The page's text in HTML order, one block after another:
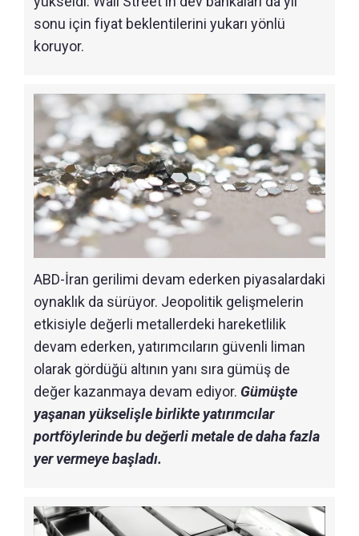
sonu için fiyat beklentilerini yukarı yönlü
koruyor.
ABD-İran gerilimi devam ederken piyasalardaki
oynaklık da sürüyor. Jeopolitik gelişmelerin
etkisiyle değerli metallerdeki hareketlilik
devam ederken, yatırımcıların güvenli liman
olarak gördüğü altının yanı sıra gümüş de
değer kazanmaya devam ediyor. Gümüşte
yaşanan yükselişle birlikte yatırımcılar
portföylerinde bu değerli metale de daha fazla
yer vermeye başladı.